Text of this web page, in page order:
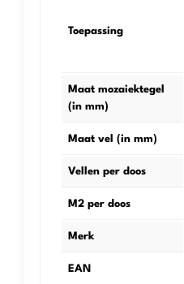
Toepassing
Maat mozaiektegel
(in mm)
Maat vel (in mm)
Vellen per doos
M2 per doos
Merk
EAN